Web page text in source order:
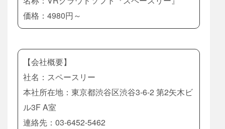
価格：4980円～
【会社概要】
社名：スペースリー
本社所在地：東京都渋谷区渋谷3-6-2 第2矢木ビ
ル3F A室
連絡先：03-6452-5462